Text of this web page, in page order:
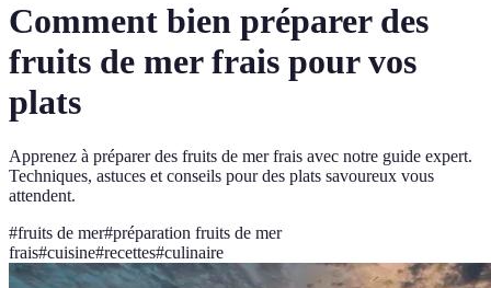
Comment bien préparer des
fruits de mer frais pour vos
plats
Apprenez à préparer des fruits de mer frais avec notre guide expert.
Techniques, astuces et conseils pour des plats savoureux vous
attendent.
#fruits de mer#préparation fruits de mer
frais#cuisine#recettes#culinaire